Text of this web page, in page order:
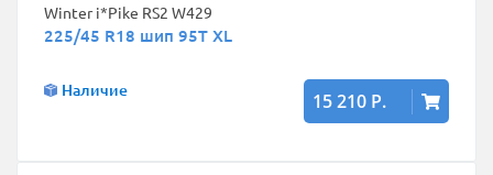
Winter i*Pike RS2 W429
225/45 R18 шип 95T XL
Наличие 15 210 Р.